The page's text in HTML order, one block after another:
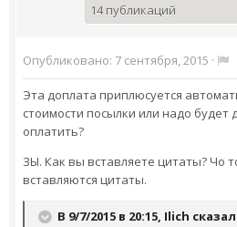
14 публикаций
Опубликовано: 7 сентября, 2015 ·
Эта доплата приплюсуется
стоимости посылки или надо будет
оплатить?
ЗЫ. Как вы вставляете цитаты? Чо
вставляются цитаты.
В 9/7/2015 в 20:15, Ilich